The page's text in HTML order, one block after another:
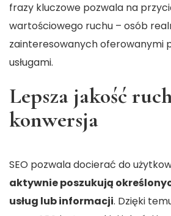
frazy kluczowe pozwala na
wartościowego ruchu – osób
zainteresowanych oferowanymi
usługami.
Lepsza jakość
konwersja
SEO pozwala docierać do
aktywnie poszukują
usług lub informacji. Dzięki